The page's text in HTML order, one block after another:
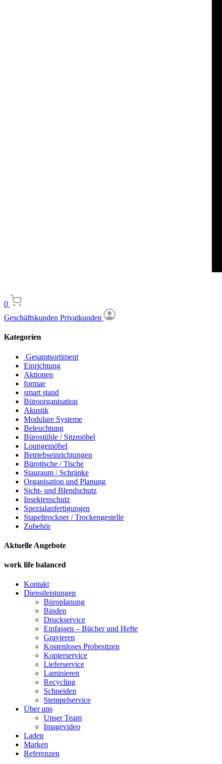
0
Geschäftskunden Privatkunden
Kategorien
Gesamtsortiment
Einrichtung
Aktionen
formae
smart stand
Büroorganisation
Akustik
Modulare Systeme
Beleuchtung
Bürostühle / Sitzmöbel
Loungemöbel
Betriebseinrichtungen
Bürotische / Tische
Stauraum / Schränke
Organisation und Planung
Sicht- und Blendschutz
Insektenschutz
Spezialanfertigungen
Stapeltrockner / Trockengestelle
Zubehör
Aktuelle Angebote
work life balanced
Kontakt
Dienstleistungen
Büroplanung
Binden
Druckservice
Einfassen – Bücher und Hefte
Gravieren
Kostenloses Probesitzen
Kopierservice
Lieferservice
Laminieren
Recycling
Schneiden
Stempelservice
Über uns
Unser Team
Imagevideo
Laden
Marken
Referenzen